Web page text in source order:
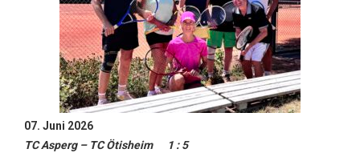
07. Juni 2026
TC Asperg – TC Ötisheim 1 : 5